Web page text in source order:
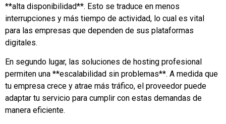
**alta disponibilidad**. Esto se traduce en menos
interrupciones y más tiempo de actividad, lo cual es vital
para las empresas que dependen de sus plataformas
digitales.
En segundo lugar, las soluciones de hosting profesional
permiten una **escalabilidad sin problemas**. A medida que
tu empresa crece y atrae más tráfico, el proveedor puede
adaptar tu servicio para cumplir con estas demandas de
manera eficiente.